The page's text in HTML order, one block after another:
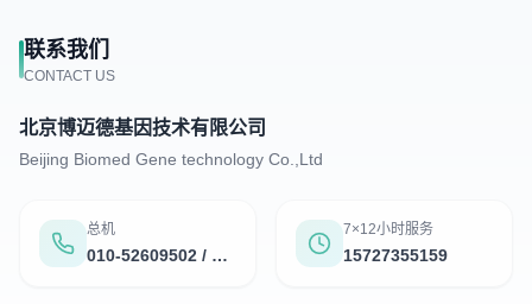
联系我们
CONTACT US
北京博迈德基因技术有限公司
Beijing Biomed Gene technology Co.,Ltd
总机
010-52609502 / 52609503
7×12小时服务
15727355159